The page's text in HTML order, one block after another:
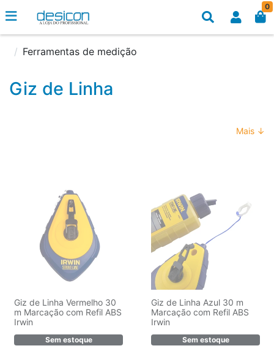
0
Ferramentas de medição
Giz de Linha
Mais ↓
Giz de Linha Vermelho 30
m Marcação com Refil ABS
Irwin
Sem estoque
Giz de Linha Azul 30 m
Marcação com Refil ABS
Irwin
Sem estoque